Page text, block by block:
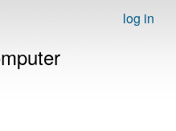
log in